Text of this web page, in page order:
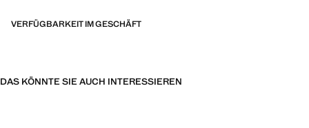
VERFÜGBARKEIT IM GESCHÄFT
DAS KÖNNTE SIE AUCH INTERESSIEREN